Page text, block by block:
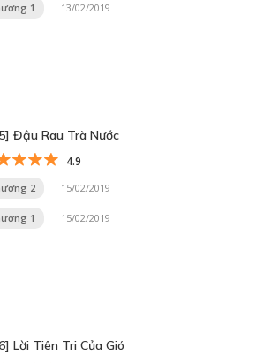
1 13/02/2019
Đậu Rau Trà Nước
4.9
2 15/02/2019
1 15/02/2019
Lời Tiên Tri Của Gió